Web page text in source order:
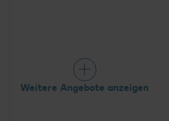
Weitere Angebote anzeigen